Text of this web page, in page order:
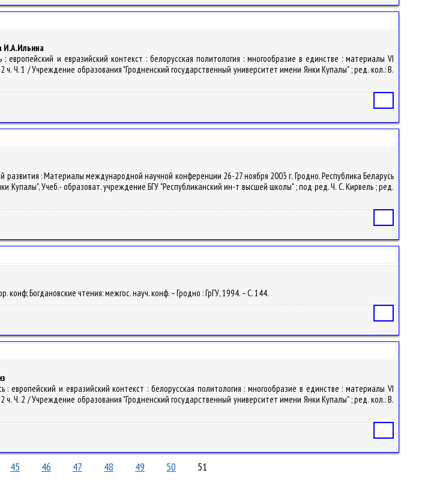
И.А.Ильина
и евразийский контекст : белорусская политология : многообразие в единстве : материалы VI
Ч. 1 / Учреждение образования "Гродненский государственный университет имени Янки Купалы" ; ред. кол.: В.
: Материалы международной научной конференции 26-27 ноября 2003 г. Гродно. Республика Беларусь
Купалы", Учеб.- образоват. учреждение БГУ "Республиканский ин-т высшей школы" ; под ред. Ч. С. Кирвель ; ред.
Богдановские чтения: межгос. науч. конф. – Гродно : ГрГУ, 1994. – С. 144.
и евразийский контекст : белорусская политология : многообразие в единстве : материалы VI
Ч. 2 / Учреждение образования "Гродненский государственный университет имени Янки Купалы" ; ред. кол.: В.
45 46 47 48 49 50 51